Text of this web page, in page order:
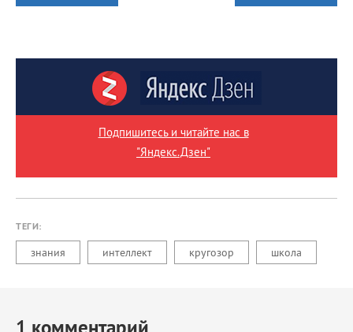
Подпишитесь и читайте нас в
"Яндекс.Дзен"
ТЕГИ:
знания интеллект кругозор школа